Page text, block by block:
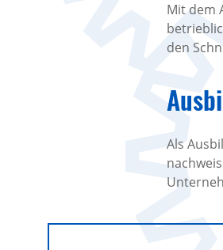
Mit dem
den
Als